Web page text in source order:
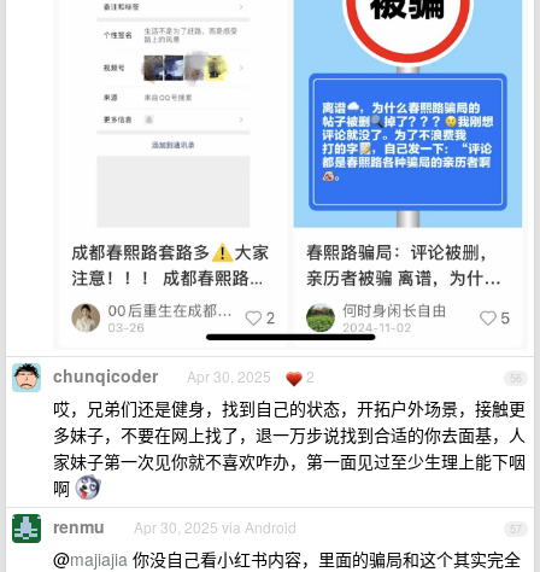
56
chunqicoder Apr 30, 2025 2
哎，兄弟们还是健身，找到自己的状态，开拓户外场景，接触更
多妹子，不要在网上找了，退一万步说找到合适的你去面基，人
家妹子第一次见你就不喜欢咋办，第一面见过至少生理上能下咽
啊
57
renmu Apr 30, 2025 via Android
@majiajia 你没自己看小红书内容，里面的骗局和这个其实完全